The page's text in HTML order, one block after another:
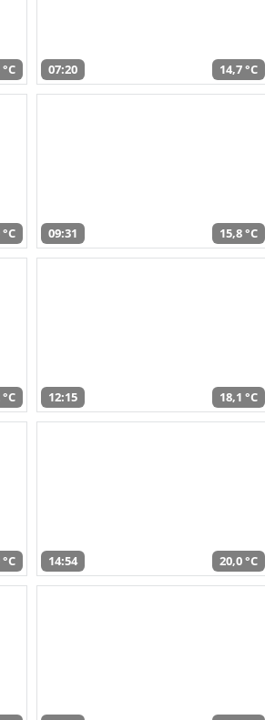
07:20 14,7 °C
09:31 15,8 °C
12:15 18,1 °C
14:54 20,0 °C